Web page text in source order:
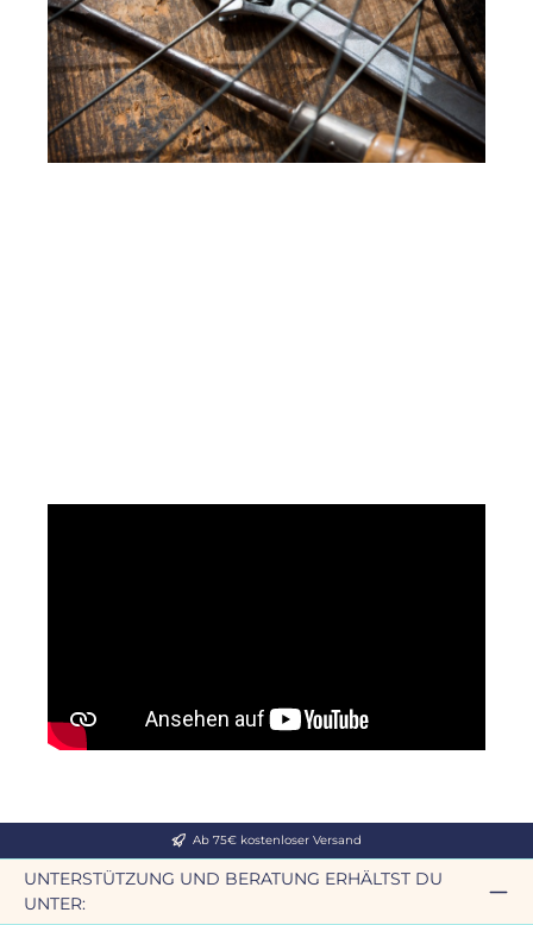
Ab 75€ kostenloser Versand
UNTERSTÜTZUNG UND BERATUNG ERHÄLTST DU
UNTER: